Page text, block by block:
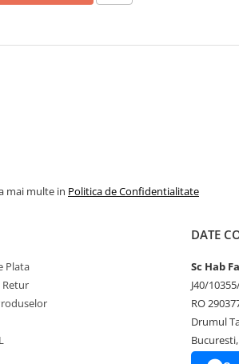
mai multe in Politica de Confidentialitate
Plata
Retur
DATE
Sc Hab
J40/
RO
Drumul